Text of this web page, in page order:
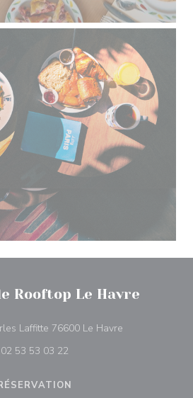
Rooftop Le Havre
Laffitte 76600 Le Havre((ouvre une
02 53 53 03 22